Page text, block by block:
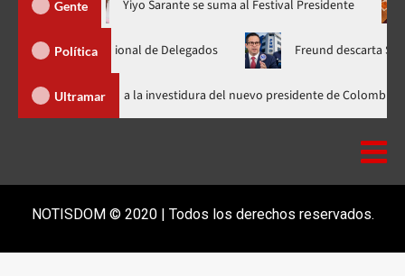
Gente
en nuevo horario Yiyo Sarante se suma al Festival
Política
Nacional de Delegados Freund descarta Secretaría
Ultramar
Abinader llega a Cali para asistir a la investidura del nuevo presidente
NOTISDOM © 2020 | Todos los derechos reservados.